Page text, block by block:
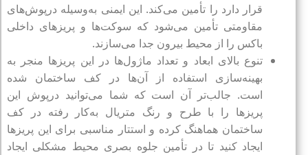
قرار دارد را تأمین می‌کند. این ایمنی به‌وسیله درپوش‌های
مقاومتی تأمین می‌شود که سوکت‌ها و پریزهای داخلی
باکس را از محیط بیرون جدا می‌سازند.
تنوع بالای ابعاد و تعداد ماژول‌ها در این پریزها منجر به
بهینه‌سازی استفاده از آن‌ها در کف ساختمان شده
است. جالب‌تر آن است که شما می‌توانید درپوش این
پریزها را با طرح و رنگ متریال به‌کار رفته در کف
ساختمان هماهنگ کرده و استتار مناسبی برای این پریزها
ایجاد کنید تا در تأمین جلوه بصری محیط مشکلی ایجاد